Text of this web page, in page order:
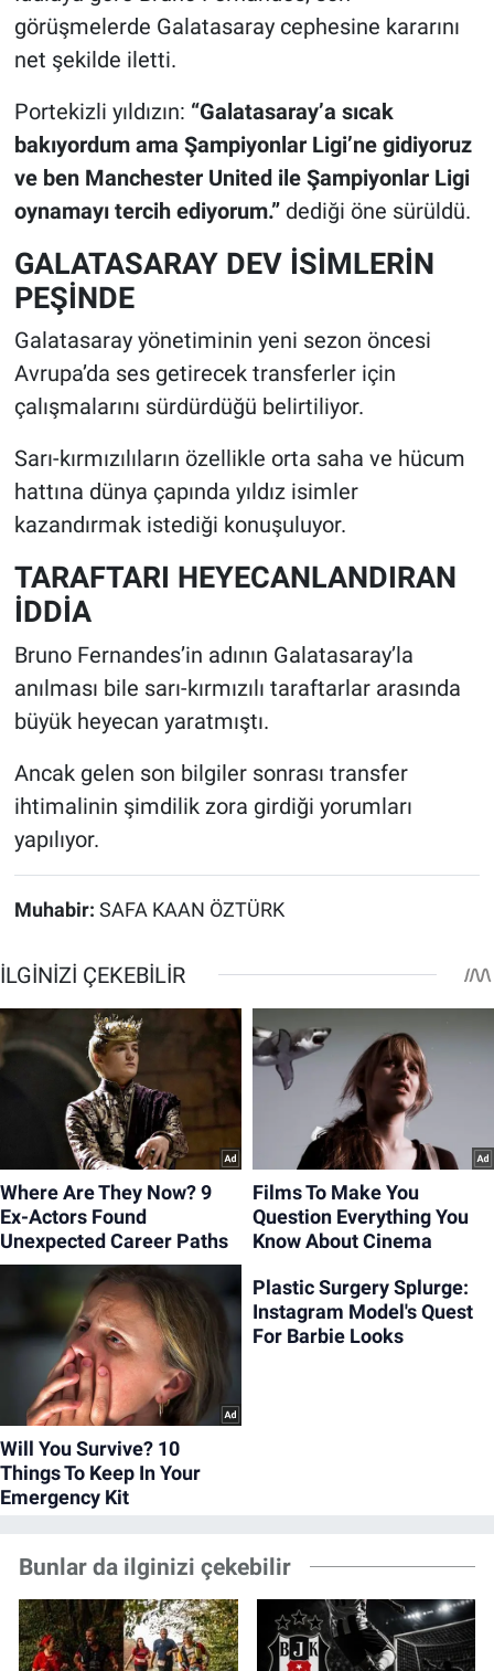
görüşmelerde Galatasaray cephesine kararını
net şekilde iletti.
Portekizli yıldızın: “Galatasaray’a sıcak
bakıyordum ama Şampiyonlar Ligi’ne gidiyoruz
ve ben Manchester United ile Şampiyonlar Ligi
oynamayı tercih ediyorum.”dediği öne sürüldü.
GALATASARAY DEV İSİMLERİN
PEŞİNDE
Galatasaray yönetiminin yeni sezon öncesi
Avrupa’da ses getirecek transferler için
çalışmalarını sürdürdüğü belirtiliyor.
Sarı-kırmızılıların özellikle orta saha ve hücum
hattına dünya çapında yıldız isimler
kazandırmak istediği konuşuluyor.
TARAFTARI HEYECANLANDIRAN
İDDİA
Bruno Fernandes’in adının Galatasaray’la
anılması bile sarı-kırmızılı taraftarlar arasında
büyük heyecan yaratmıştı.
Ancak gelen son bilgiler sonrası transfer
ihtimalinin şimdilik zora girdiği yorumları
yapılıyor.
Muhabir: SAFA KAAN ÖZTÜRK
Bunlar da ilginizi çekebilir